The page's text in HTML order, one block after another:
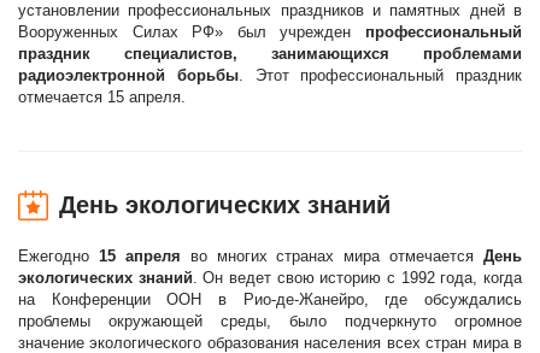
установлении профессиональных праздников и памятных дней в
Вооруженных Силах РФ» был учрежден профессиональный
праздник специалистов, занимающихся проблемами
радиоэлектронной борьбы. Этот профессиональный праздник
отмечается 15 апреля.
День экологических знаний
Ежегодно 15 апреля во многих странах мира отмечается День
экологических знаний. Он ведет свою историю с 1992 года, когда
на Конференции ООН в Рио-де-Жанейро, где обсуждались
проблемы окружающей среды, было подчеркнуто огромное
значение экологического образования населения всех стран мира в